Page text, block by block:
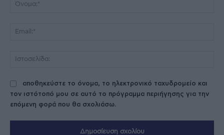
αποθηκεύστε το όνομα, το ηλεκτρονικό ταχυδρομείο και
τον ιστότοπό μου σε αυτό το πρόγραμμα περιήγησης για την
επόμενη φορά που θα σχολιάσω.